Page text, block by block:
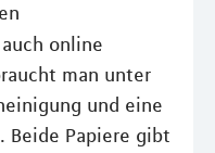
online
man unter
und eine
Beide Papiere gibt